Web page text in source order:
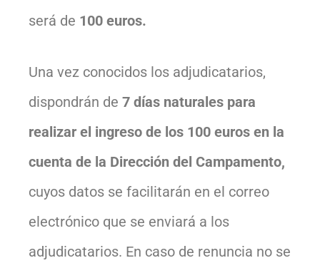
será de 100 euros.
Una vez conocidos los adjudicatarios,
dispondrán de 7 días naturales para
realizar el ingreso de los 100 euros en la
cuenta de la Dirección del Campamento,
cuyos datos se facilitarán en el correo
electrónico que se enviará a los
adjudicatarios. En caso de renuncia no se